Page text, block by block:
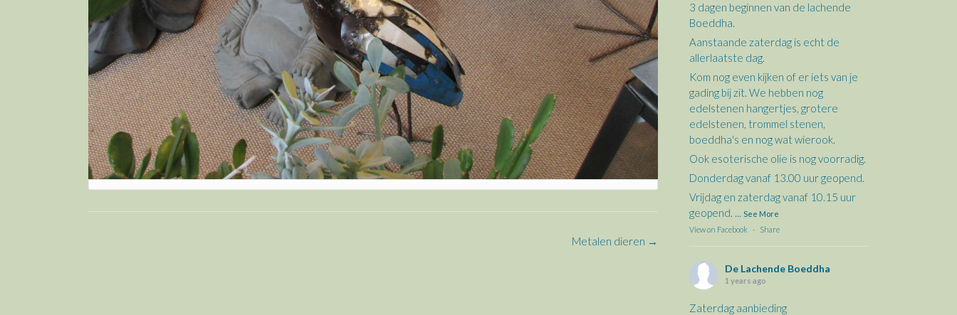
Metalen dieren →
3 dagen beginnen van de lachende
Boeddha.
Aanstaande zaterdag is echt de
allerlaatste dag.
Kom nog even kijken of er iets van je
gading bij zit. We hebben nog
edelstenen hangertjes, grotere
edelstenen, trommel stenen,
boeddha's en nog wat wierook.
Ook esoterische olie is nog voorradig.
Donderdag vanaf 13.00 uur geopend.
Vrijdag en zaterdag vanaf 10.15 uur
geopend. ... See More
View on Facebook
· Share
De Lachende Boeddha
1 years ago
Zaterdag aanbieding